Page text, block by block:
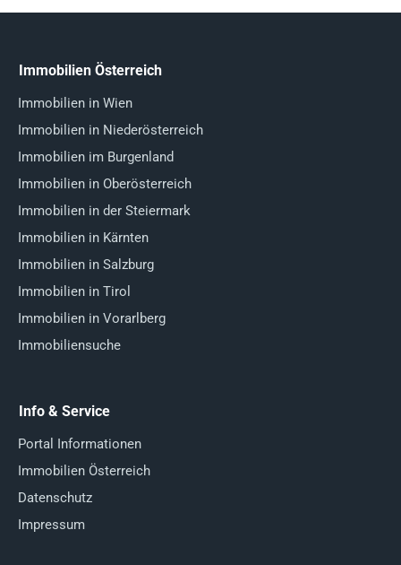
Immobilien Österreich
Immobilien in Wien
Immobilien in Niederösterreich
Immobilien im Burgenland
Immobilien in Oberösterreich
Immobilien in der Steiermark
Immobilien in Kärnten
Immobilien in Salzburg
Immobilien in Tirol
Immobilien in Vorarlberg
Immobiliensuche
Info & Service
Portal Informationen
Immobilien Österreich
Datenschutz
Impressum